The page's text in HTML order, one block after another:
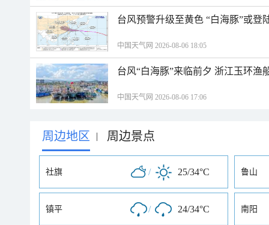
台风预警升级至黄色 “白海豚”或登
中国天气网 2026-08-06 18:05
台风“白海豚”来临前夕 浙江玉环渔
中国天气网 2026-08-06 17:06
周边地区 | 周边景点
社旗 / 25/34°C 鲁山
镇平 / 24/34°C 南阳